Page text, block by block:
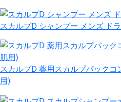
スカルプD シャンプー メンズ ド
スカルプD 薬用スカルプパック
用)